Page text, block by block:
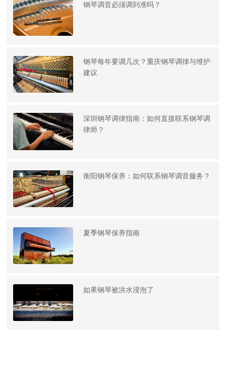
钢琴调音必须调到准吗？
钢琴每年要调几次？重庆钢琴调律与维护
建议
深圳钢琴调律指南：如何直接联系钢琴调
律师？
衡阳钢琴保养：如何联系钢琴调音服务？
夏季钢琴保养指南
如果钢琴被洪水浸泡了